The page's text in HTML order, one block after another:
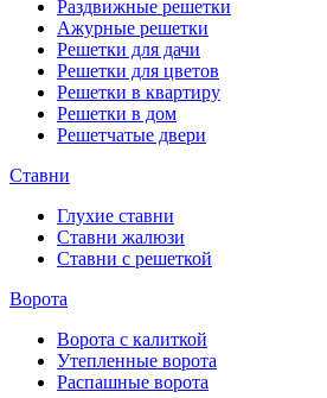
Раздвижные решетки
Ажурные решетки
Решетки для дачи
Решетки для цветов
Решетки в квартиру
Решетки в дом
Решетчатые двери
Ставни
Глухие ставни
Ставни жалюзи
Ставни с решеткой
Ворота
Ворота с калиткой
Утепленные ворота
Распашные ворота